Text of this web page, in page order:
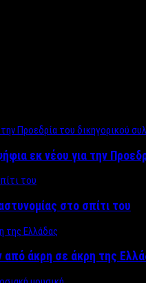
εκ νέου για την
στο σπίτι του
από άκρη σε άκρη της